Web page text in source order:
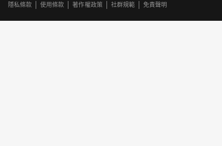
隱私條款
使用條款 著作權政策 社群規範 免責聲明